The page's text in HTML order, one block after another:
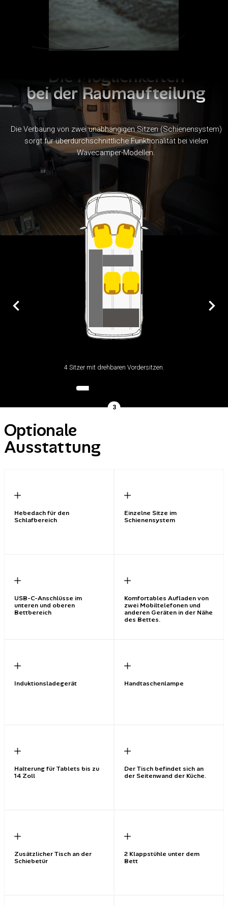
Die Möglichkeiten
bei der Raumaufteilung
Die Verbaung von zwei unabhängigen Sitzen (Schienensystem)
sorgt für überdurchschnittliche Funktionalität bei vielen
Wavecamper-Modellen.
4 Sitzer mit drehbaren Vordersitzen.
Optionale
Ausstattung
Hebedach für den
Schlafbereich
Einzelne Sitze im
Schienensystem
USB-C-Anschlüsse im
unteren und oberen
Bettbereich
Komfortables Aufladen von
zwei Mobiltelefonen und
anderen Geräten in der Nähe
des Bettes.
Induktionsladegerät Handtaschenlampe
Halterung für Tablets bis zu
14 Zoll
Der Tisch befindet sich an
der Seitenwand der Küche.
Zusätzlicher Tisch an der
Schiebetür
2 Klappstühle unter dem
Bett